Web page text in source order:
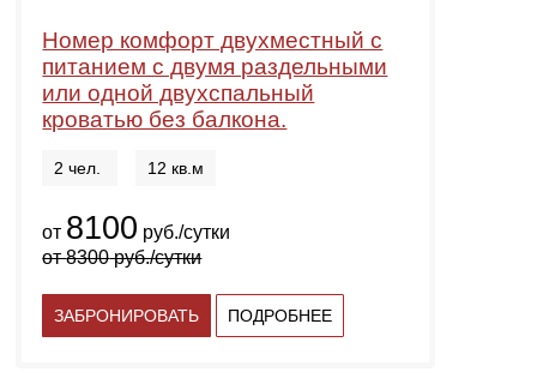
Номер комфорт двухместный с
питанием с двумя раздельными
или одной двухспальный
кроватью без балкона.
2 чел. 12 кв.м
от 8100 руб./сутки
от8300руб./сутки
ЗАБРОНИРОВАТЬ ПОДРОБНЕЕ